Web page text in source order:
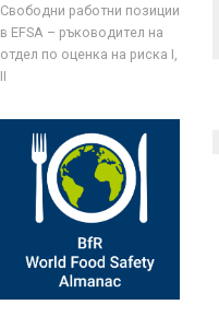
Свободни работни позиции
в EFSA – ръководител на
отдел по оценка на риска I,
II